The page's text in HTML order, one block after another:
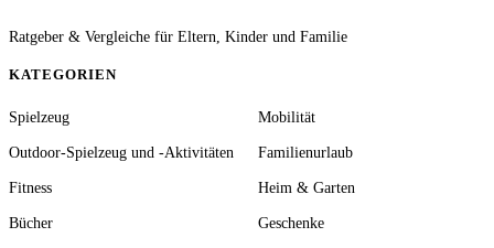
Ratgeber & Vergleiche für Eltern, Kinder und Familie
KATEGORIEN
Spielzeug Mobilität
Outdoor-Spielzeug und -Aktivitäten Familienurlaub
Fitness Heim & Garten
Bücher Geschenke